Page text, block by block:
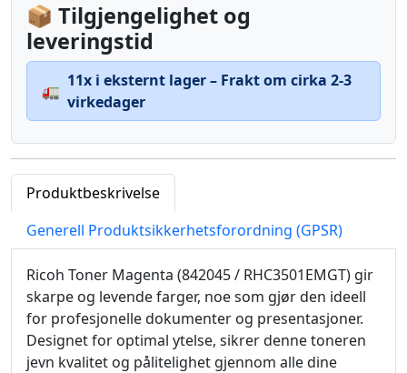
📦 Tilgjengelighet og
leveringstid
🚛
11x i eksternt lager – Frakt om cirka 2-3
virkedager
Produktbeskrivelse
Generell Produktsikkerhetsforordning (GPSR)
Ricoh Toner Magenta (842045 / RHC3501EMGT) gir
skarpe og levende farger, noe som gjør den ideell
for profesjonelle dokumenter og presentasjoner.
Designet for optimal ytelse, sikrer denne toneren
jevn kvalitet og pålitelighet gjennom alle dine